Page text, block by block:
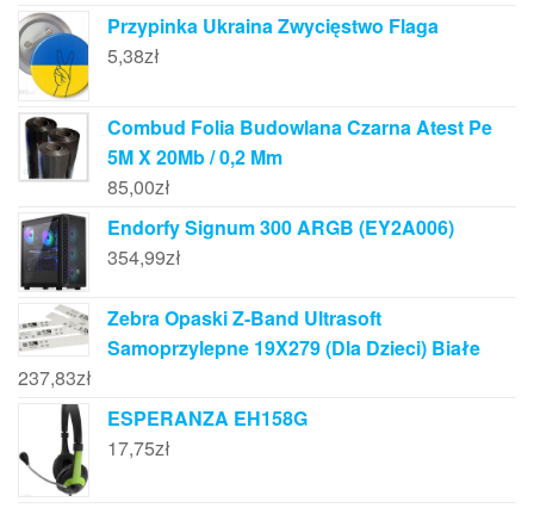
Przypinka Ukraina Zwycięstwo Flaga
5,38zł
Combud Folia Budowlana Czarna Atest Pe
5M X 20Mb / 0,2 Mm
85,00zł
Endorfy Signum 300 ARGB (EY2A006)
354,99zł
Zebra Opaski Z-Band Ultrasoft
Samoprzylepne 19X279 (Dla Dzieci) Białe
237,83zł
ESPERANZA EH158G
17,75zł